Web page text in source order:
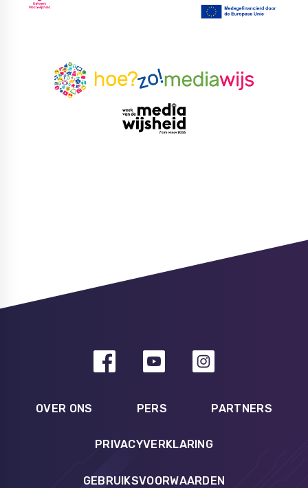
OVER ONS PERS PARTNERS
PRIVACYVERKLARING
GEBRUIKSVOORWAARDEN